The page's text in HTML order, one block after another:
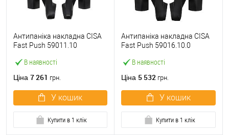
В наявності
Антипаніка накладна CISA
Fast Push 59011.10
штанги
Ціна 7 261 грн.
У кошик
Купити в 1 клік
В наявності
Антипаніка накладна CISA
Fast Push 59016.10.0
штанги
Ціна 5 532 грн.
У кошик
Купити в 1 клік